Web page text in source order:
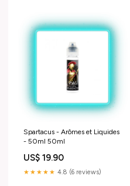
Spartacus - Arômes et Liquides
- 50ml 50ml
US$ 19.90
★★★★★ 4.8 (6 reviews)